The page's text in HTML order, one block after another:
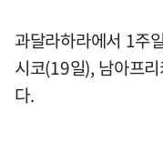
과달라하라에서 1주
시코(19일), 남아프
다.